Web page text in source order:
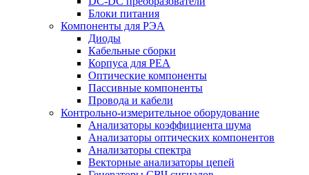
Блоки питания
Компоненты для РЭА
Диоды
Кабельные сборки
Корпуса для РЕА
Оптические компоненты
Пассивные компоненты
Провода и кабели
Контрольно-измерительное оборудование
Анализаторы коэффициента шума
Анализаторы оптических компонентов
Анализаторы спектра
Векторные анализаторы цепей